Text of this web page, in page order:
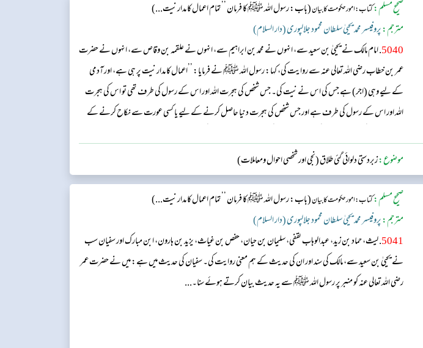
صحیح مسلم:کتاب: امور حکومت کا بیان(باب: رسول اللہ ﷺ کا فرمان ’’تمام اعمال کا مدار نیت...)
مترجم:پروفیسر محمد یحییٰ سلطان محمود جلالپوری (دار السلام)
5040 . امام مالک نے یحییٰ بن سعید سے، انہوں نے محمد بن ابراہیم سے، انہوں نے علقمہ بن وقاص سے، انہوں نے حضرت
عمر بن خطاب رضی اللہ تعالی عنہ سے روایت کی، کہا: رسول اللہ ﷺ نے فرمایا: ’’اعمال کا مدار نیت پر ہی ہے، اور آدمی
کے لیے وہی (اجر) ہے جس کی اس نے نیت کی۔ جس شخص کی ہجرت اللہ اور اس کے رسول کی طرف تھی تو اس کی ہجرت
اللہ اور اس کے رسول کی طرف ہے اور جس شخص کی ہجرت دنیا حاصل کرنے کے لیے یا کسی عورت سے نکاح کرنے کے
موضوع:زبردستی دلوائی گئی طلاق (نجی اور شخصی احوال ومعاملات)
صحیح مسلم:کتاب: امور حکومت کا بیان(باب: رسول اللہ ﷺ کا فرمان ’’تمام اعمال کا مدار نیت...)
مترجم:پروفیسر محمد یحییٰ سلطان محمود جلالپوری (دار السلام)
5041 . لیث، حماد بن زید، عبدالوہاب ثقفی، سلیمان بن حیان، حفص بن غیاث، یزید بن ہارون، ابن مبارک اور سفیان سب
نے یحییٰ بن سعید سے، مالک کی سند اور ان کی حدیث کے ہم معنی روایت کی۔ سفیان کی حدیث میں ہے: میں نے حضرت عمر
رضی اللہ تعالی عنہ کو منبر پر رسول اللہ ﷺ سے یہ حدیث بیان کرتے ہوئے سنا۔...